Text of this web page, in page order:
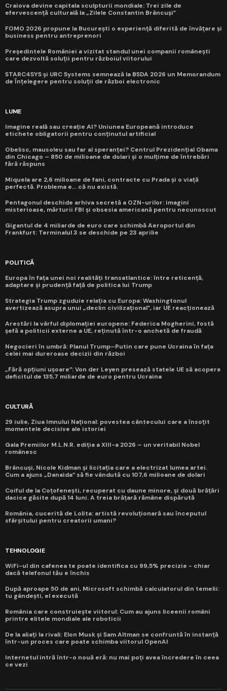
Craiova devine capitala sculpturii mondiale: Trei zile de
efervescență culturală la „Zilele Constantin Brâncuși”
FOMO 2026 propune la București o experiență diferită de învățare și
business pentru antreprenori
Președintele României a vizitat standul unei companii românești
care dezvoltă soluții pentru războiul viitorului
STARC4SYS și URC Systems semnează la BSDA 2026 un Memorandum
de Înțelegere pentru soluții de război electronic
LUME
Imagine reală sau creație AI? Uniunea Europeană introduce
etichete obligatorii pentru conținutul artificial
Obelisc, mausoleu sau far al speranței? Centrul Prezidențial Obama
din Chicago – 850 de milioane de dolari și o mulțime de întrebări
fără răspuns
Miquela are 2,6 milioane de fani, contracte cu Prada și o viață
perfectă. Problema e... că nu există.
Pentagonul deschide arhiva secretă a OZN-urilor: imagini
misterioase, mărturii FBI și obsesia americană pentru necunoscut
Gigantul de 4 miliarde de euro care schimbă Aeroportul din
Frankfurt: Terminalul 3 se deschide pe 23 aprilie
POLITICĂ
Europa în fața unei noi realități transatlantice: între reticență,
adaptare și prudență față de politica lui Trump
Strategia Trump zguduie relația cu Europa: Washingtonul
avertizează asupra unui „declin civilizațional”, iar UE reacționează
Arestări la vârful diplomației europene: Federica Mogherini, fostă
șefă a politicii externe a UE, reținută într-o anchetă de fraudă
Negocieri în umbră: Planul Trump–Putin care pune Ucraina în fața
celei mai dureroase decizii din război
„Fără opțiuni ușoare”: Von der Leyen presează statele UE să acopere
deficitul de 135,7 miliarde de euro pentru Ucraina
CULTURĂ
29 iulie, Ziua Imnului Național: povestea cântecului care a însoțit
momentele decisive ale istoriei
Gala Premiilor M.L.N.R. ediția a XIII-a 2026 – un veritabil Nobel
românesc
Brâncuși, Nicole Kidman și licitația care a electrizat lumea artei.
Cum a ajuns „Danaida” să fie vândută cu 107,6 milioane de dolari
Coiful de la Coțofenești, recuperat cu daune minore, și două brățări
dacice găsite după 14 luni. A treia brățară rămâne dispărută
România, cucerită de Lolita: artistă revoluționară sau începutul
sfârșitului pentru creatorii umani?
TEHNOLOGIE
WiFi-ul din cafenea te poate identifica cu 99,5% precizie - chiar
dacă telefonul tău e închis
După aproape 50 de ani, Microsoft schimbă calculatorul din temelii:
tu gândești, el execută
România care construiește viitorul: Cum au ajuns liceenii români
printre elitele mondiale ale roboticii
De la aliați la rivali: Elon Musk și Sam Altman se confruntă în instanță
într-un proces care poate schimba viitorul OpenAI
Internetul intră într-o nouă eră: nu mai poți avea încredere în ceea
ce vezi